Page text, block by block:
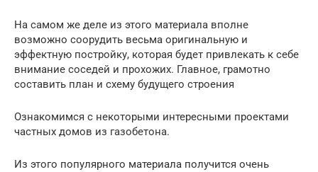
На самом же деле из этого материала вполне
возможно соорудить весьма оригинальную и
эффектную постройку, которая будет привлекать к себе
внимание соседей и прохожих. Главное, грамотно
составить план и схему будущего строения
Ознакомимся с некоторыми интересными проектами
частных домов из газобетона.
Из этого популярного материала получится очень